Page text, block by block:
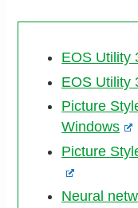
EOS Utility
EOS Utility
Picture
Windows
Picture
Neural